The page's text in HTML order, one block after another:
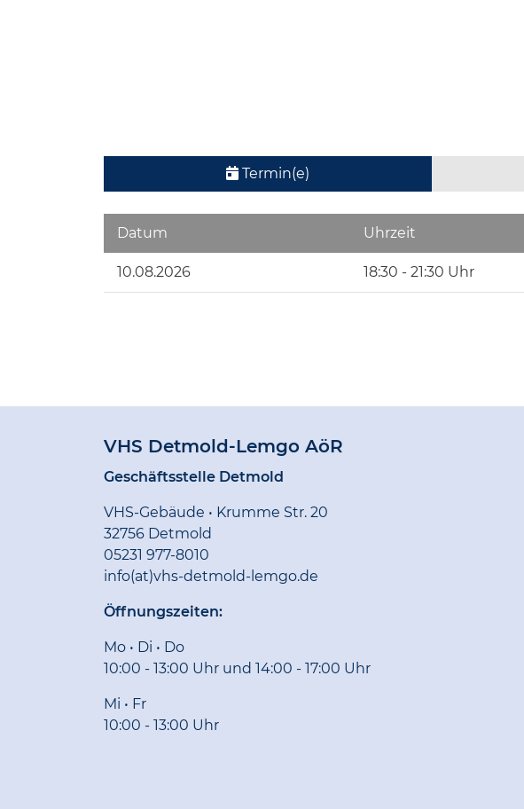
Termin(e)
Datum Uhrzeit
10.08.2026 18:30 - 21:30 Uhr
VHS Detmold-Lemgo AöR
Geschäftsstelle Detmold
VHS-Gebäude • Krumme Str. 20
32756 Detmold
05231 977-8010
info(at)vhs-detmold-lemgo.de
Öffnungszeiten:
Mo • Di • Do
10:00 - 13:00 Uhr und 14:00 - 17:00 Uhr
Mi • Fr
10:00 - 13:00 Uhr